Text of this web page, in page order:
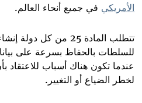
الأمريكي في جميع أنحاء العالم.
تتطلب المادة 25 من كل
للسلطات بالحفاظ بسرعة على
عندما تكون هناك أسباب للاعتقاد
لخطر الضياع أو التغيير .